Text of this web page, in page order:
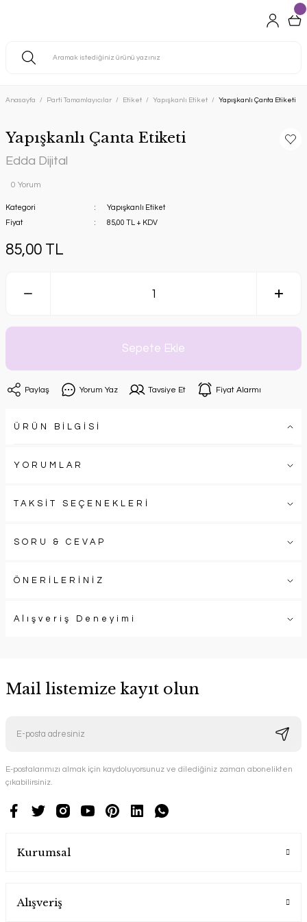
Anasayfa Parti Tamamlayıcılar Etiket Yapışkanlı Etiket Yapışkanlı Çanta Etiketi
Yapışkanlı Çanta Etiketi
Edda Dijital
0 Yorum
Kategori
Yapışkanlı Etiket
Fiyat
85,00 TL + KDV
85,00 TL
Sepete Ekle
Paylaş Yorum Yaz Tavsiye Et Fiyat Alarmı
ÜRÜN BİLGİSİ
YORUMLAR
TAKSİT SEÇENEKLERİ
SORU & CEVAP
ÖNERİLERİNİZ
Alışveriş Deneyimi
Mail listemize kayıt olun
E-postalarımızı almak için kaydoluyorsunuz ve dilediğiniz zaman abonelikten
çıkabilirsiniz.
Kurumsal
Alışveriş